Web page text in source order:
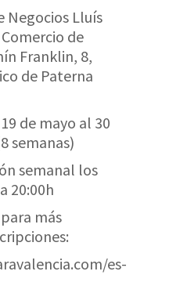
Negocios Lluís
de
Franklin, 8,
de Paterna
de mayo al 30
semanas)
semanal los
20:00h
más
es-